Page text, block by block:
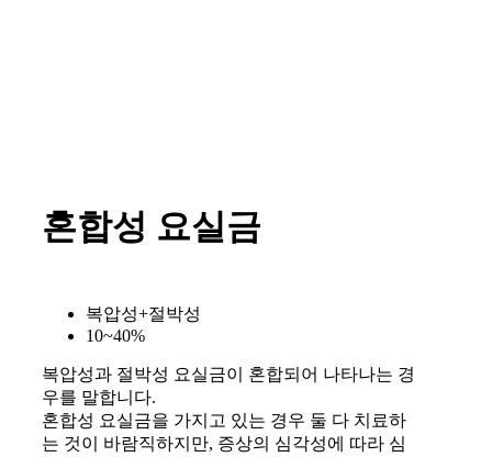
혼합성 요실금
복압성+절박성
10~40%
복압성과 절박성 요실금이 혼합되어 나타나는 경
우를 말합니다.
혼합성 요실금을 가지고 있는 경우 둘 다 치료하
는 것이 바람직하지만, 증상의 심각성에 따라 심